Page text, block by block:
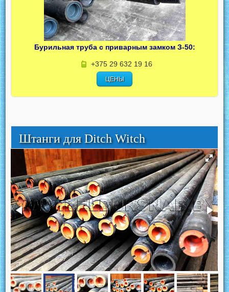
Бурильная труба с приварным замком З-50:
+375 29 632 19 16
ЦЕНЫ
Штанги для Ditch Witch